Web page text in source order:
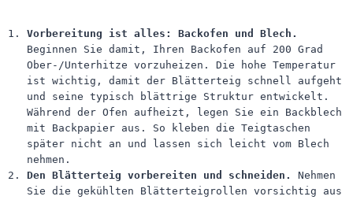
Vorbereitung ist alles: Backofen und Blech.
Beginnen Sie damit, Ihren Backofen auf 200 Grad
Ober-/Unterhitze vorzuheizen. Die hohe Temperatur
ist wichtig, damit der Blätterteig schnell aufgeht
und seine typisch blättrige Struktur entwickelt.
Während der Ofen aufheizt, legen Sie ein Backblech
mit Backpapier aus. So kleben die Teigtaschen
später nicht an und lassen sich leicht vom Blech
nehmen.
Den Blätterteig vorbereiten und schneiden.
Nehmen
Sie die gekühlten Blätterteigrollen vorsichtig aus